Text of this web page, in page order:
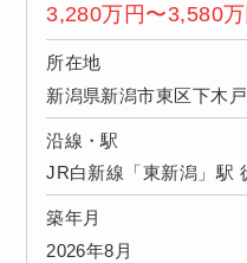
3,280万円〜3,580万
所在地
新潟県新潟市東区下木
沿線・駅
JR白新線「東新潟」駅
築年月
2026年8月